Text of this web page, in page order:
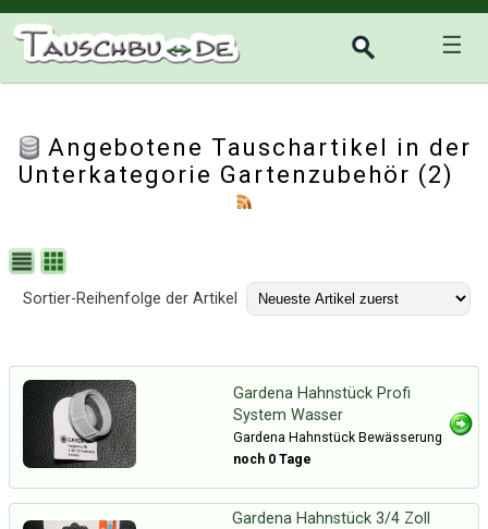
☰
Angebotene Tauschartikel in der
Unterkategorie Gartenzubehör (2)
Sortier-Reihenfolge der Artikel
Gardena Hahnstück Profi
System Wasser
Gardena Hahnstück Bewässerung
noch 0 Tage
Gardena Hahnstück 3/4 Zoll